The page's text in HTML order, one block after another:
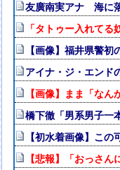
友廣南実アナ 海に
「タトゥー入れて
【画像】福井県警
アイナ・ジ・エンド
【画像】まま「な
橋下徹「男系男子一
【初水着画像】こ
【悲報】「おっさ